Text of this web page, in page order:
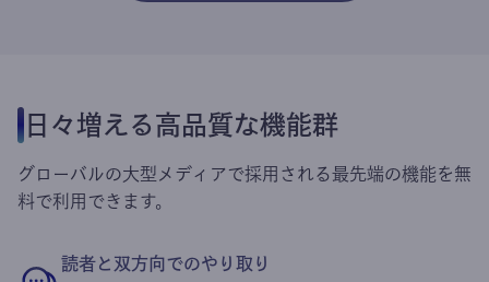
日々増える高品質な機能群
グローバルの大型メディアで採用される最先端の機能を無
料で利用できます。
読者と双方向でのやり取り